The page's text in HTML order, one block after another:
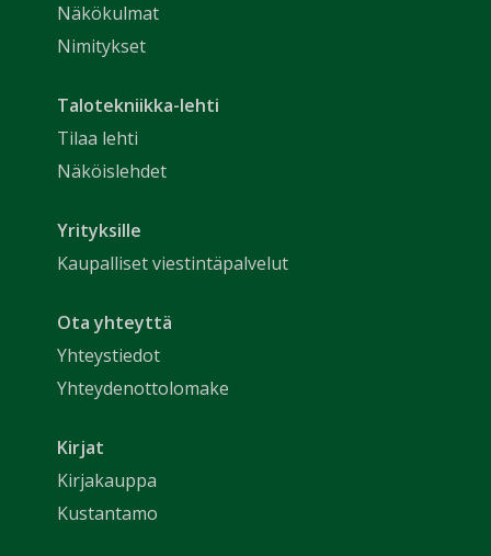
Näkökulmat
Nimitykset
Talotekniikka-lehti
Tilaa lehti
Näköislehdet
Yrityksille
Kaupalliset viestintäpalvelut
Ota yhteyttä
Yhteystiedot
Yhteydenottolomake
Kirjat
Kirjakauppa
Kustantamo